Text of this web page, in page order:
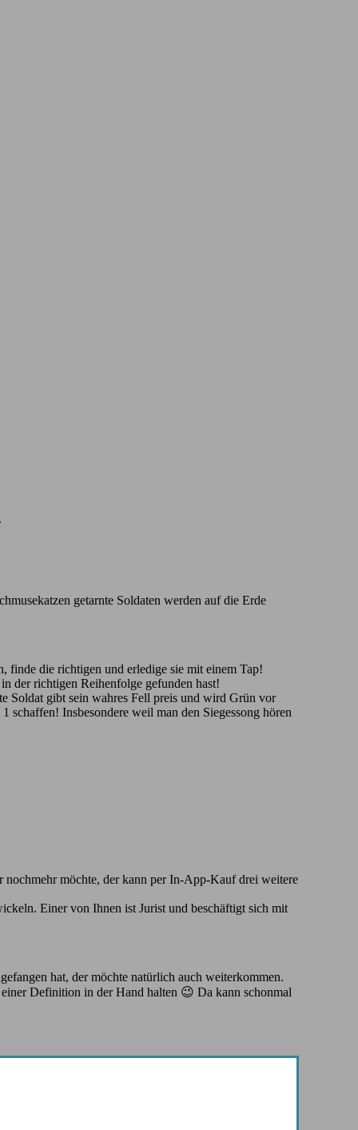
getarnte Soldaten werden auf die Erde
die richtigen und erledige sie mit einem Tap!
der richtigen Reihenfolge gefunden hast!
Soldat gibt sein wahres Fell preis und wird Grün vor
schaffen! Insbesondere weil man den Siegessong hören
möchte, der kann per In-App-Kauf drei weitere
Einer von Ihnen ist Jurist und beschäftigt sich mit
hat, der möchte natürlich auch weiterkommen.
Definition in der Hand halten 😉 Da kann schonmal